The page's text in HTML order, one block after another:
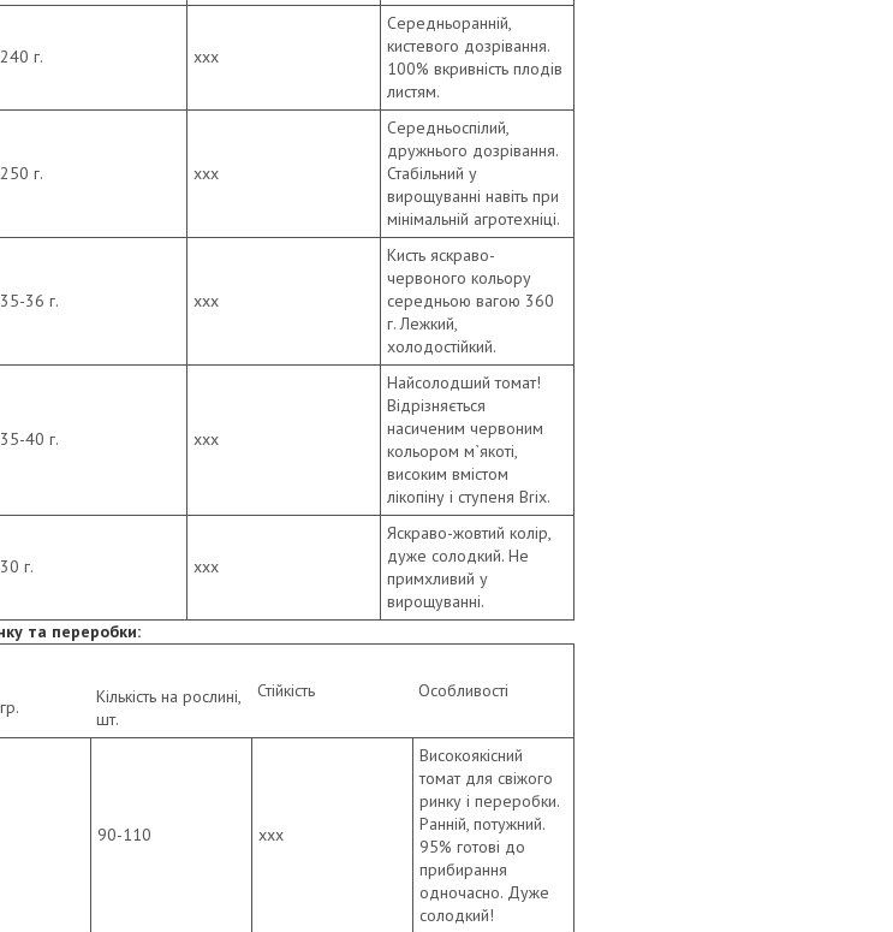
240 г. ххх
Середньоранній,
кистевого дозрівання.
100% вкривність плодів
листям.
250 г. ххх
Середньоспілий,
дружнього дозрівання.
Стабільний у
вирощуванні навіть при
мінімальній агротехніці.
35-36 г. ххх
Кисть яскраво-
червоного кольору
середньою вагою 360
г. Лежкий,
холодостійкий.
35-40 г. ххх
Найсолодший томат!
Відрізняється
насиченим червоним
кольором м`якоті,
високим вмістом
лікопіну і ступеня Brix.
30 г. ххх
Яскраво-жовтий колір,
дуже солодкий. Не
примхливий у
вирощуванні.
та переробки:
Стійкість
Особливості
Кількість на рослині,
шт.
90-110 ххх
Високоякісний
томат для свіжого
ринку і переробки.
Ранній, потужний.
95% готові до
прибирання
одночасно. Дуже
солодкий!